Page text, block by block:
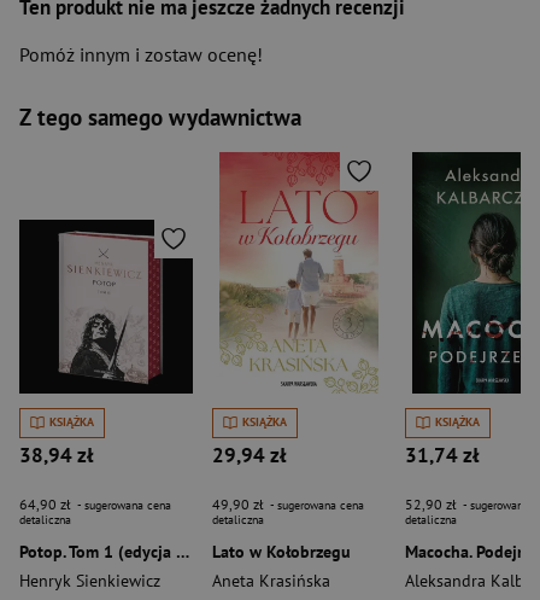
Ten produkt nie ma jeszcze żadnych recenzji
Pomóż innym i zostaw ocenę!
Z tego samego wydawnictwa
KSIĄŻKA
38,94 zł
64,90 zł - sugerowana cena
detaliczna
Potop. Tom 1 (edycja kolekcjonerska z barwionymi brzegami)
Henryk Sienkiewicz
KSIĄŻKA
29,94 zł
49,90 zł - sugerowana cena
detaliczna
Lato w Kołobrzegu
Aneta Krasińska
KSIĄŻKA
31,74 zł
52,90 zł - sugerowana
detaliczna
Macocha.
Aleksandra